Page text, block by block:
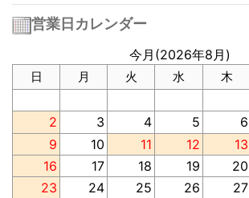
営業日カレンダー
今月(2026年8月)
日 月 火 水 木
2
3 4 5 6
9
10 11 12 13
16
17 18 19 20
23
24 25 26 27